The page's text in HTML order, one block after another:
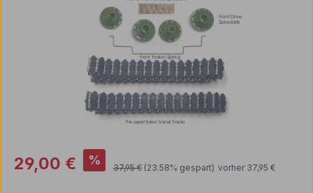
Verkaufspreis:
29,00 € % Regulärer Preis:
37,95 € (23.58% gespart) vorher 37,95 €